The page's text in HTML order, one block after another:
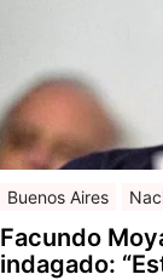
Buenos Aires
Facundo
indagado: